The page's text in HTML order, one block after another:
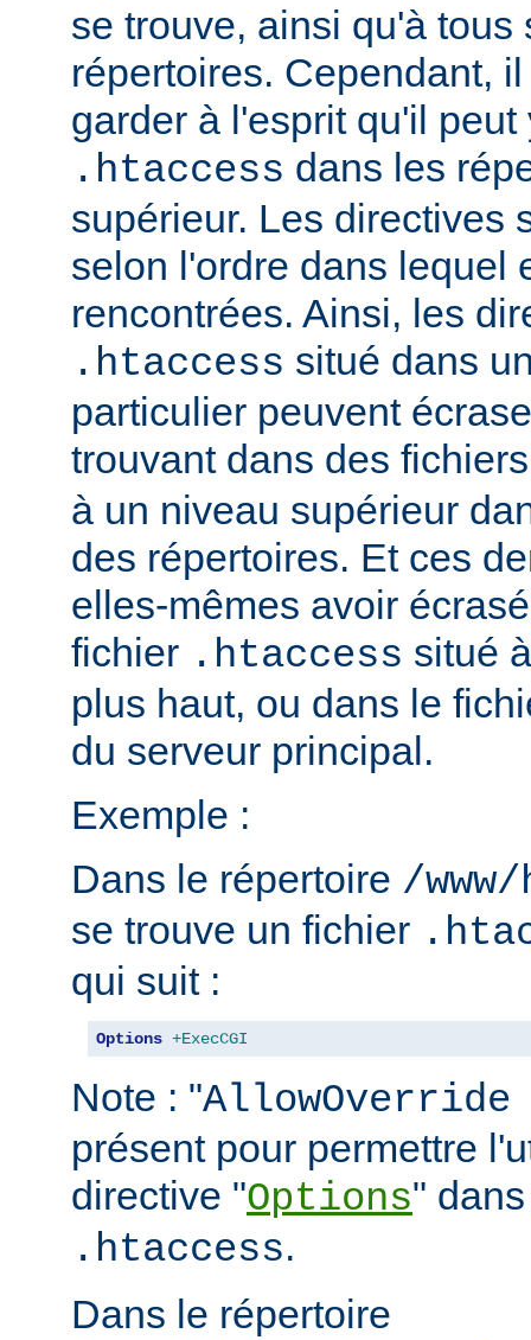
se trouve, ainsi qu'à tous
répertoires. Cependant,
garder à l'esprit qu'il
.htaccess dans les
supérieur. Les directives
selon l'ordre dans lequel
rencontrées. Ainsi, les
.htaccess situé dans
particulier peuvent
trouvant dans des
à un niveau supérieur
des répertoires. Et ces
elles-mêmes avoir
fichier .htaccess situé
plus haut, ou dans le
du serveur principal.
Exemple :
Dans le répertoire /
se trouve un fichier
qui suit :
Options +ExecCGI
Note : "AllowOverride
présent pour permettre
directive "Options"
.htaccess.
Dans le répertoire